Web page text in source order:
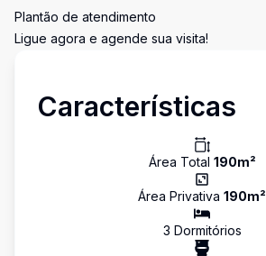
Plantão de atendimento
Ligue agora e agende sua visita!
Características
Área Total 190m²
Área Privativa 190m²
3 Dormitórios